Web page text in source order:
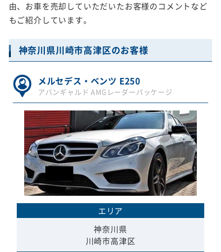
由、お車を売却していただいたお客様のコメントなど
もご紹介しています。
神奈川県川崎市高津区のお客様
メルセデス・ベンツ E250
アバンギャルド AMGレーダーパッケージ
エリア
神奈川県
川崎市高津区